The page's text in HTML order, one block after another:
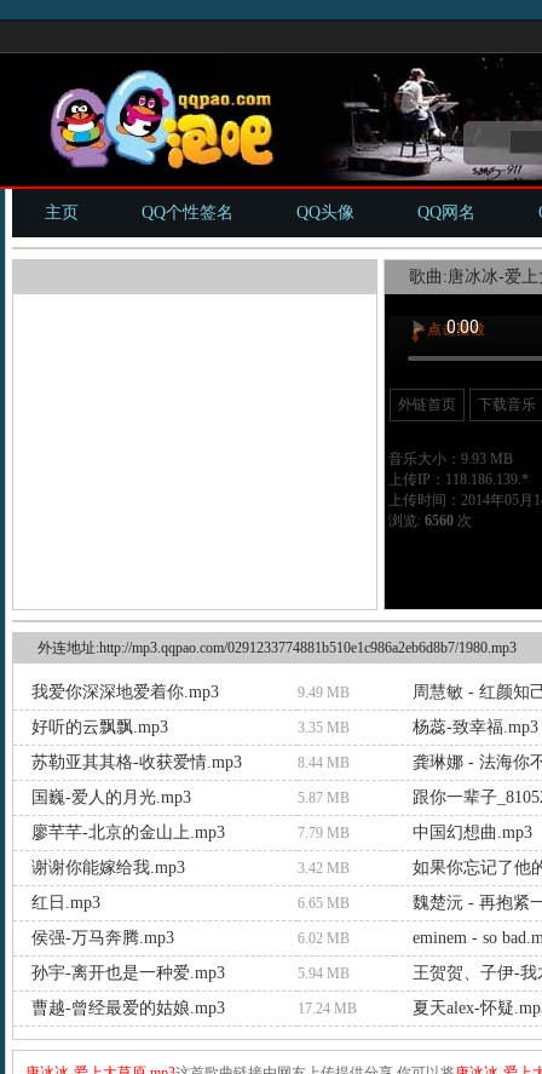
主页 QQ个性签名 QQ头像 QQ网名
歌曲:唐冰冰-爱上
外链首页 下载音乐
音乐大小：9.93 MB
上传IP：118.186.139.*
上传时间：2014年05月
浏览: 6560次
外连地址:http://mp3.qqpao.com/0291233774881b510e1c986a2eb6d8b7/1980.mp3
我爱你深深地爱着你.mp3 9.49 MB
周慧敏 - 红颜知
好听的云飘飘.mp3
3.35 MB
杨蕊-致幸福.mp3
苏勒亚其其格-收获爱情.mp3
8.44 MB
龚琳娜 - 法海你
国巍-爱人的月光.mp3
5.87 MB
跟你一辈子
廖芊芊-北京的金山上.mp3
7.79 MB
中国幻想曲.mp3
谢谢你能嫁给我.mp3
3.42 MB
如果你忘记了他
红日.mp3
6.65 MB
魏楚沅 - 再抱紧
侯强-万马奔腾.mp3
6.02 MB
eminem - so
孙宇-离开也是一种爱.mp3
5.94 MB
王贺贺、子伊-我
曹越-曾经最爱的姑娘.mp3
17.24 MB 夏天alex-怀疑